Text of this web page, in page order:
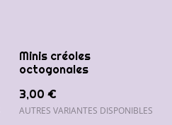
Minis créoles
octogonales
3,00 €
AUTRES VARIANTES DISPONIBLES